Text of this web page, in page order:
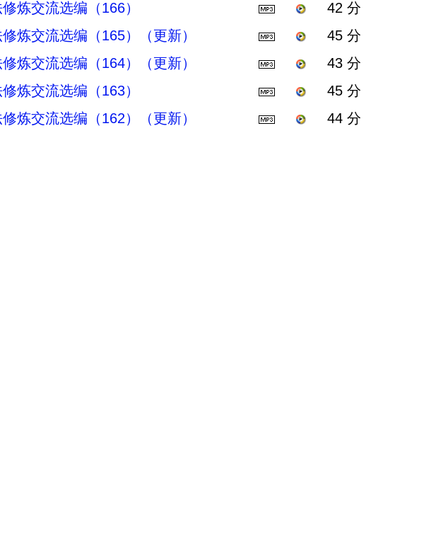
炼交流选编（166）
42 分
炼交流选编（165）（更新）
45 分
炼交流选编（164）（更新）
43 分
炼交流选编（163）
45 分
炼交流选编（162）（更新）
44 分